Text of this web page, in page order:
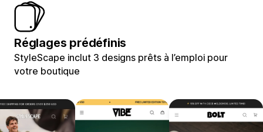
Réglages prédéfinis
StyleScape inclut 3 designs prêts à l’emploi pour
votre boutique